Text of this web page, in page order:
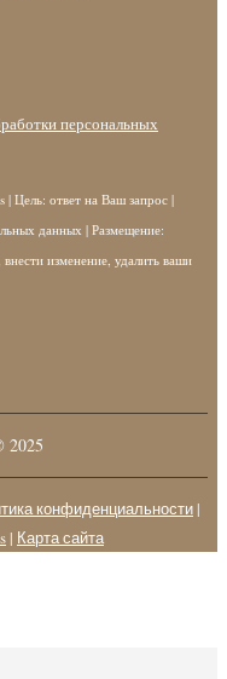
персональных
| Цель: ответ на Ваш запрос |
данных | Размещение:
изменение, удалить ваши
2025
конфиденциальности |
| Карта сайта